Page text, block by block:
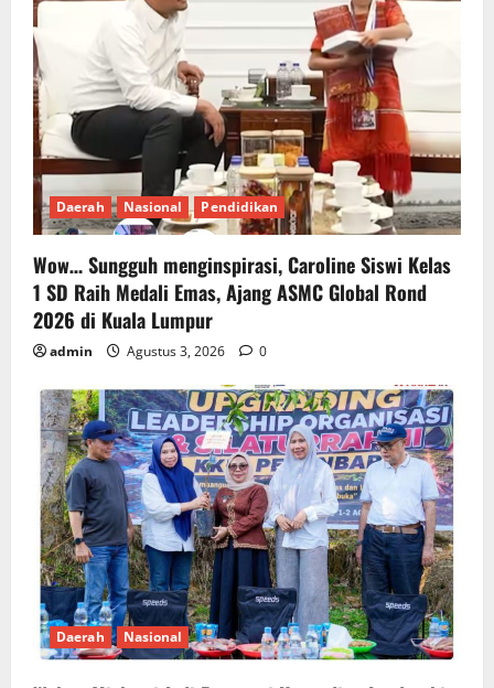
Daerah Nasional Pendidikan
Wow… Sungguh menginspirasi, Caroline Siswi Kelas
1 SD Raih Medali Emas, Ajang ASMC Global Rond
2026 di Kuala Lumpur
admin Agustus 3, 2026 0
Daerah Nasional